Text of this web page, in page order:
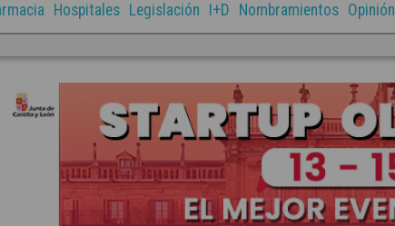
Hospitales Legislación I+D Nombramientos Opinión